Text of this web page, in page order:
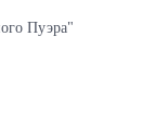
Пуэра"